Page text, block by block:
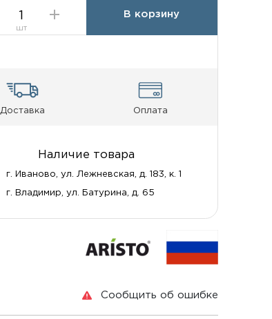
шт
В корзину
Доставка Оплата
Наличие товара
г. Иваново, ул. Лежневская, д. 183, к. 1
г. Владимир, ул. Батурина, д. 65
Сообщить об ошибке